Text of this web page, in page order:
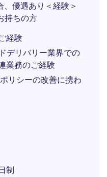
優遇あり＜経験＞
持ちの方
経験
デリバリー業界での
業務のご経験
リシーの改善に携わ
制